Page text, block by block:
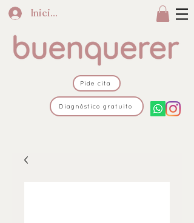
Iniciar sesión
Pide cita
Diagnóstico gratuito